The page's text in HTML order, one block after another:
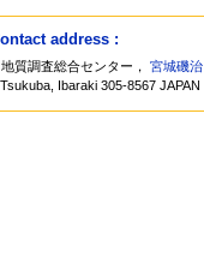
address :
地質調査総合センター，宮城磯治
Ibaraki 305-8567 JAPAN